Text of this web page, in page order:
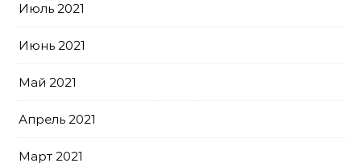
Июль 2021
Июнь 2021
Май 2021
Апрель 2021
Март 2021